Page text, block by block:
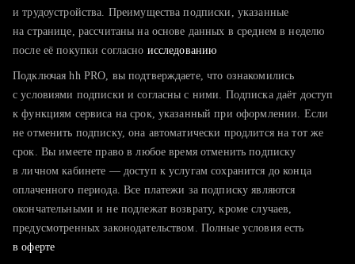
тратите много времени на поиск и вручную поднимаете
хотите сравнить себя с конкурентами и оценить шансы
и трудоустройства. Преимущества подписки, указанные
на странице, рассчитаны на основе данных в среднем в неделю
после её покупки согласно исследованию
Подключая hh PRO, вы подтверждаете, что ознакомились
с условиями подписки и согласны с ними. Подписка даёт доступ
к функциям сервиса на срок, указанный при оформлении. Если
не отменить подписку, она автоматически продлится на тот же
срок. Вы имеете право в любое время отменить подписку
в личном кабинете — доступ к услугам сохранится до конца
оплаченного периода. Все платежи за подписку являются
окончательными и не подлежат возврату, кроме случаев,
предусмотренных законодательством. Полные условия есть
в оферте